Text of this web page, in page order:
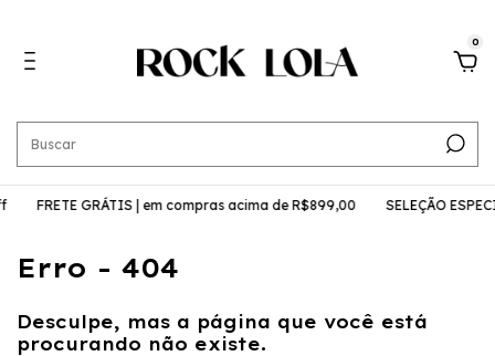
0
FRETE GRÁTIS | em compras acima de R$899,00 SELEÇÃO
Erro - 404
Desculpe, mas a página que você está
procurando não existe.